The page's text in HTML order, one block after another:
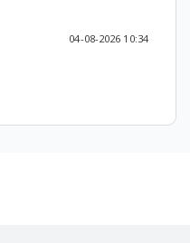
04-08-2026 10:34